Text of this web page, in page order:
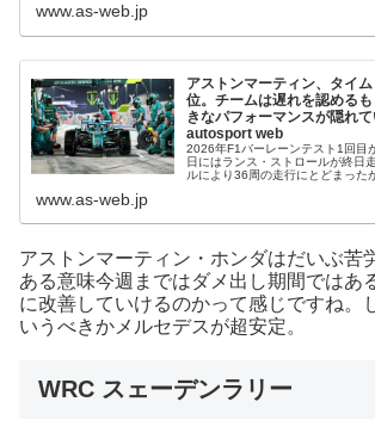
www.as-web.jp
アストンマーティン、タイ
位。チームは遅れを認める
きなパフォーマンスが隠れて
autosport web
2026年F1バーレーンテスト1回目
日にはランス・ストロールが終日
ルにより36周の走行にとどまった
www.as-web.jp
アストンマーティン・ホンダはだいぶ苦
ある意味今週まではダメ出し期間ではあ
に改善していけるのかって感じですね。
いうべきかメルセデスが超安定。
WRC スェーデンラリー